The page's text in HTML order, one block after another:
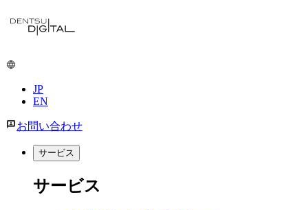
メ
コ
ツ
JP
EN
お問い合わせ
サービス
サービス